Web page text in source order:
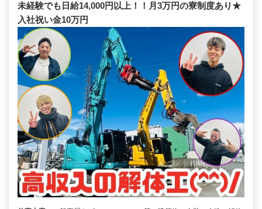
未経験でも日給14,000円以上！！月3万円の寮制度あり★
入社祝い金10万円